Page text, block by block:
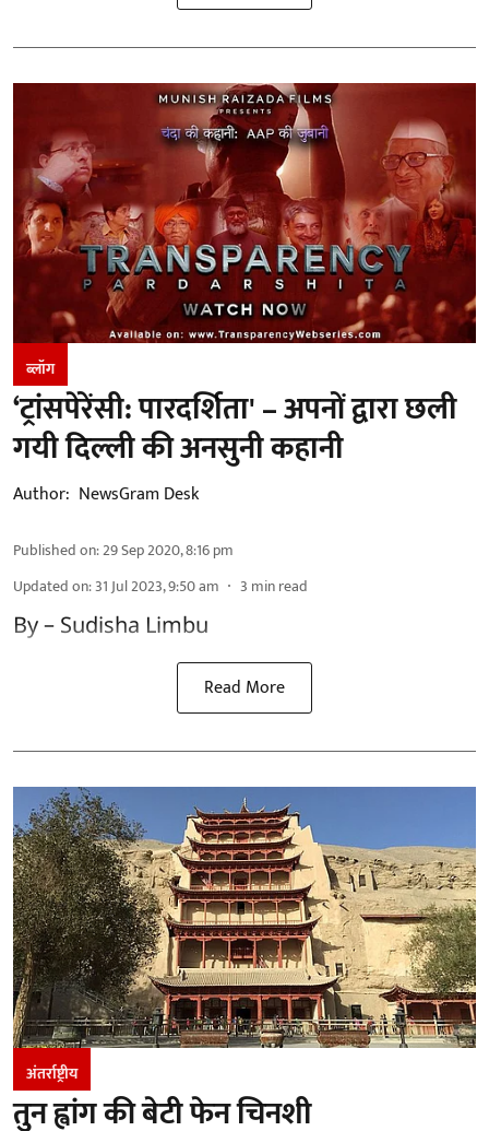
ब्लॉग
‘ट्रांसपेरेंसी: पारदर्शिता' – अपनों द्वारा छली
गयी दिल्ली की अनसुनी कहानी
Author: NewsGram Desk
Published on:29 Sep 2020, 8:16 pm
Updated on:31 Jul 2023, 9:50 am 3 min read
By – Sudisha Limbu
Read More
अंतर्राष्ट्रीय
तुन ह्वांग की बेटी फेन चिनशी